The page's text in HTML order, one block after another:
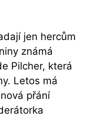
jen hercům
známá
Pilcher, která
Letos má
přání